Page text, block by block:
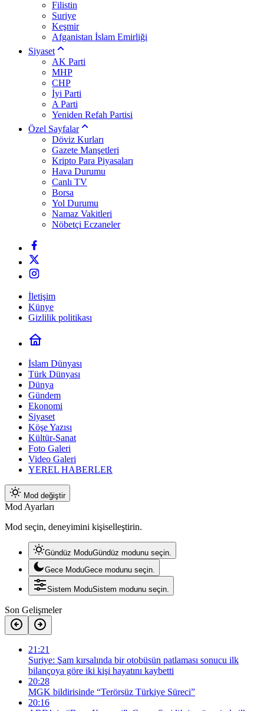
Filistin
Suriye
Keşmir
Afganistan İslam Emirliği
Siyaset
AK Parti
MHP
CHP
İyi Parti
A Parti
Yeniden Refah Partisi
Özel Sayfalar
Döviz Kurları
Gazete Manşetleri
Kripto Para Piyasaları
Hava Durumu
Canlı TV
Borsa
Yol Durumu
Namaz Vakitleri
Nöbetçi Eczaneler
İletişim
Künye
Gizlilik politikası
İslam Dünyası
Türk Dünyası
Dünya
Gündem
Ekonomi
Siyaset
Köşe Yazısı
Kültür-Sanat
Foto Galeri
Video Galeri
YEREL HABERLER
Mod değiştir
Mod Ayarları
Mod seçin, deneyimini kişiselleştirin.
Gündüz ModuGündüz modunu seçin.
Gece ModuGece modunu seçin.
Sistem ModuSistem modunu seçin.
Son Gelişmeler
21:21
Suriye: Şam kırsalında bir otobüsün patlaması sonucu ilk
bilançoya göre iki kişi hayatını kaybetti
20:28
MGK bildirisinde “Terörsüz Türkiye Süreci”
20:16